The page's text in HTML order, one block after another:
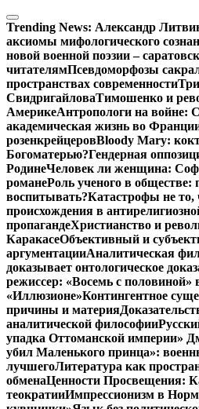
Перейти
к
содержимому
Trending News: Александр
аксиомы мифологического
новой военной поэзии –
читателямПсевдоморфозы
пространствах современности
СвидригайловаТимошенко и
АмерикеАнтропологи на войне:
академическая жизнь во
розенкрейцеровBloody Mary:
Богоматерью?Гендерная
РодинеЧеловек ли женщина:
романеРоль ученого в обществе:
воспитывать?Катастрофы не то,
происхождения в
пропагандеХристианство и
КаракасеОбъективный и
аргументацииАналитическая
доказывает онтологическое
режиссер: «Восемь с половиной»
«Иллюзионе»Контингентное
причины и материя
аналитической философии
упадка Оттоманской империи»
убил Маленького принца»:
лучшегоЛитература как
обменаЦенности Просвещения:
теократииИмпрессионизм в